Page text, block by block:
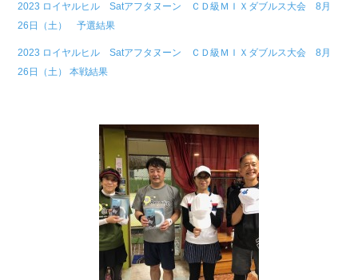
b
o
o
2023 ロイヤルヒル Satアフタヌーン ＣＤ級ＭＩＸダブルス大会 8月
26日（土） 予選結果
2023 ロイヤルヒル Satアフタヌーン ＣＤ級ＭＩＸダブルス大会 8月
26日（土） 本戦結果